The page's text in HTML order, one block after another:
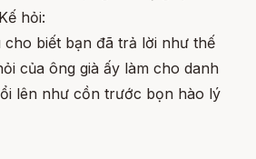
hỏi:
cho biết bạn đã trả lời như thế
của ông già ấy làm cho danh
lên như cồn trước bọn hào lý